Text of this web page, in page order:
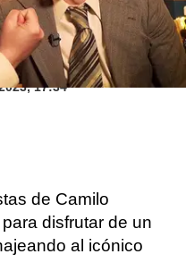
17:34
de Camilo
disfrutar de un
al icónico